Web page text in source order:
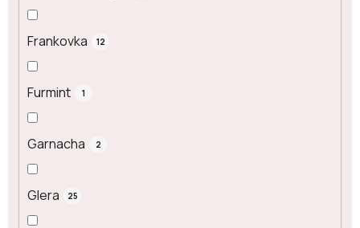
Frankovka 12
Furmint 1
Garnacha 2
Glera 25